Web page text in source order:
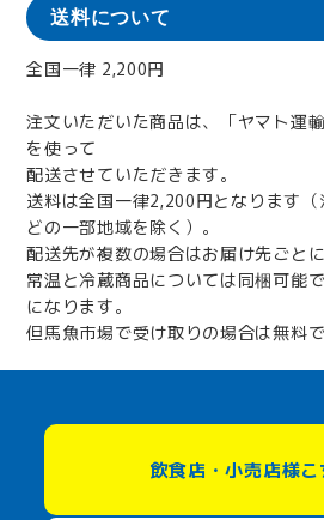
送料について
全国一律 2,200円
注文いただいた商品は、「ヤマト運
を使って
配送させていただきます。
送料は全国一律2,200円となります
どの一部地域を除く）。
配送先が複数の場合はお届け先ごと
常温と冷蔵商品については同梱可能
になります。
但馬魚市場で受け取りの場合は無料で
飲食店・小売店様こ